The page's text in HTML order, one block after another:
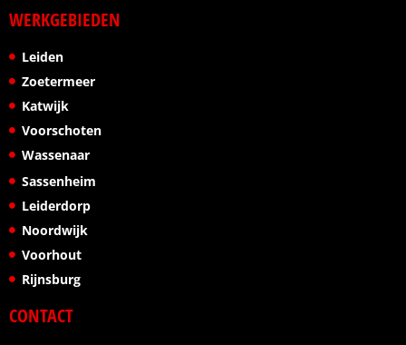
WERKGEBIEDEN
Leiden
Zoetermeer
Katwijk
Voorschoten
Wassenaar
Sassenheim
Leiderdorp
Noordwijk
Voorhout
Rijnsburg
CONTACT